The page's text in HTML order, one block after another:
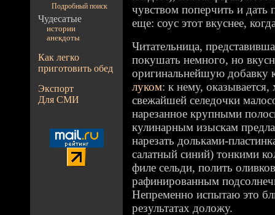
Подробный поиск
Чудесатые
истории
анекдоты
Как легко
приготовить обед
Экспорт
Для СМИ
чувством поперчить и
еще: соус этот вкуснее,
Читательница,
покушать немного, но
оригинальнейшую добавку
луком: к нему,
свежайшей селедочки
нарезанное крупными
кулинарным изыскам
нарезать дольками-
салатный синий) тонкими
филе сельди, полить
рафинированным
Непременно испытаю это
результатах доложу.